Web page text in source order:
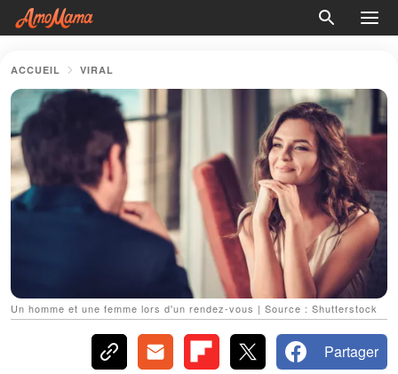
ACCUEIL VIRAL
Un homme et une femme lors d'un rendez-vous | Source : Shutterstock
Partager